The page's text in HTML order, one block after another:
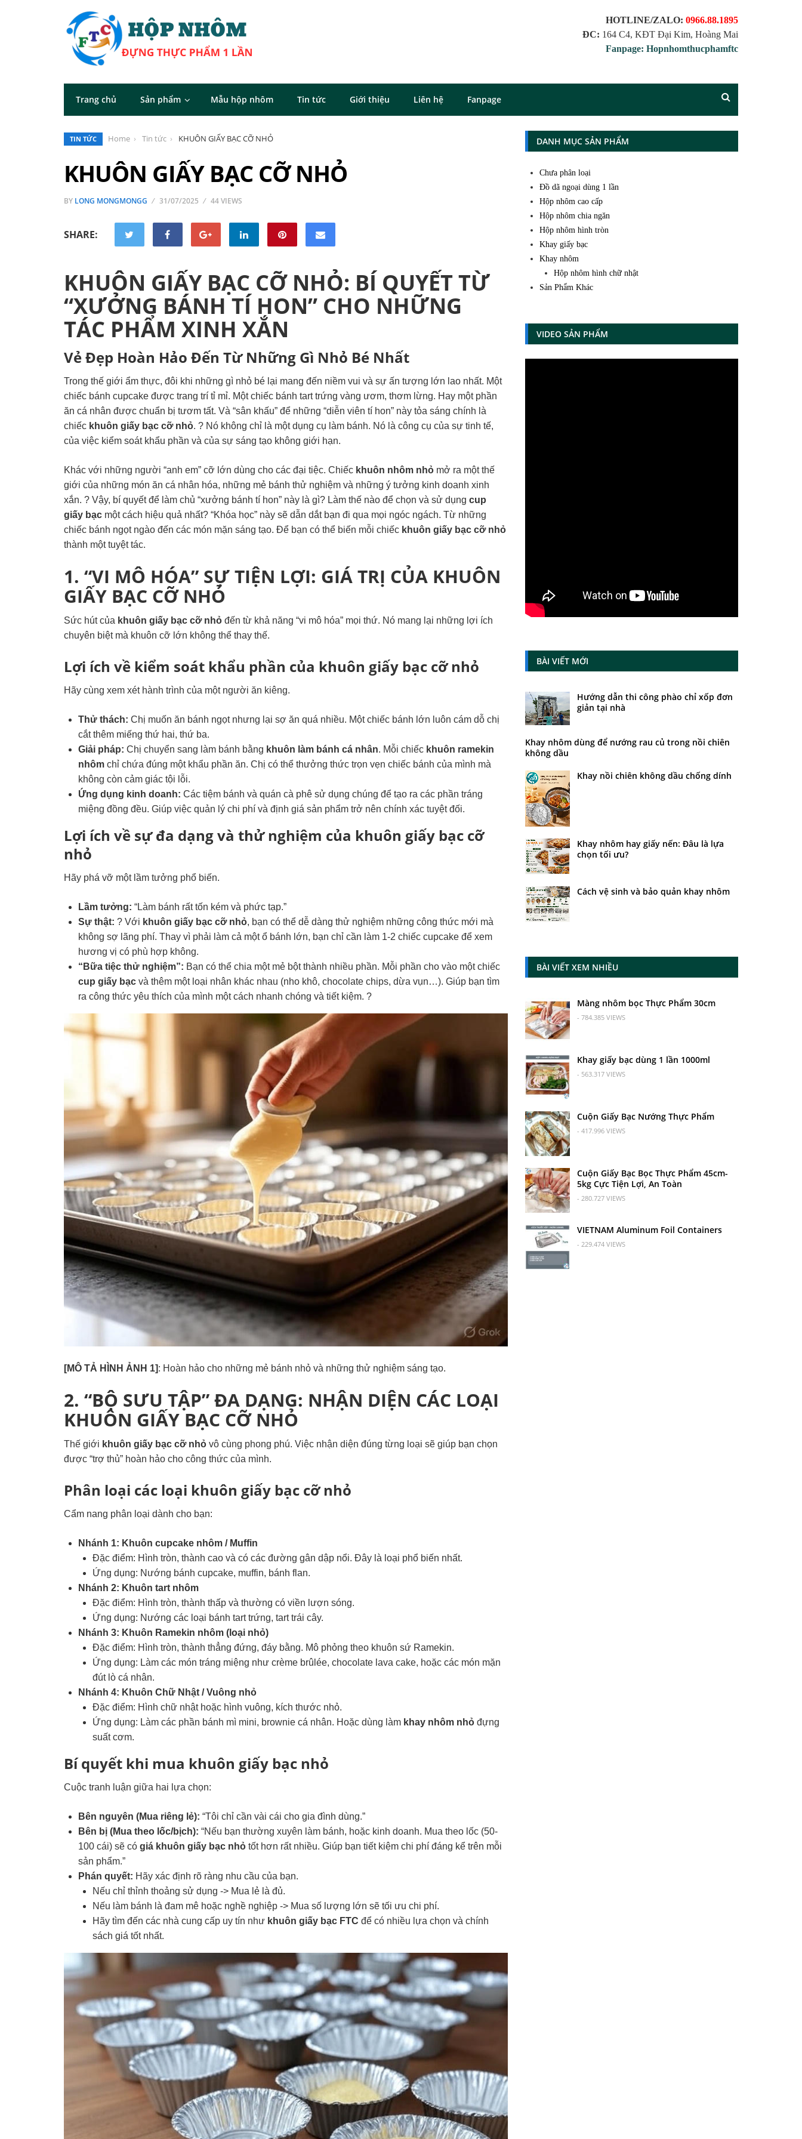
HOTLINE/ZALO: 0966.88.1895
ĐC: 164 C4, KĐT Đại Kim, Hoàng Mai
Fanpage: Hopnhomthucphamftc
Trang chủ Sản phẩm Mẫu hộp nhôm Tin tức Giới thiệu Liên hệ Fanpage
TIN TỨC Home Tin tức KHUÔN GIẤY BẠC CỠ NHỎ
KHUÔN GIẤY BẠC CỠ NHỎ
BY LONG MONGMONGG 31/07/2025 44 VIEWS
SHARE:
KHUÔN GIẤY BẠC CỠ NHỎ: BÍ QUYẾT TỪ
“XƯỞNG BÁNH TÍ HON” CHO NHỮNG
TÁC PHẨM XINH XẮN
Vẻ Đẹp Hoàn Hảo Đến Từ Những Gì Nhỏ Bé Nhất
Trong thế giới ẩm thực, đôi khi những gì nhỏ bé lại mang đến niềm vui và sự ấn tượng lớn lao nhất. Một
chiếc bánh cupcake được trang trí tỉ mỉ. Một chiếc bánh tart trứng vàng ươm, thơm lừng. Hay một phần
ăn cá nhân được chuẩn bị tươm tất. Và “sân khấu” để những “diễn viên tí hon” này tỏa sáng chính là
chiếc khuôn giấy bạc cỡ nhỏ. ? Nó không chỉ là một dụng cụ làm bánh. Nó là công cụ của sự tinh tế,
của việc kiểm soát khẩu phần và của sự sáng tạo không giới hạn.
Khác với những người “anh em” cỡ lớn dùng cho các đại tiệc. Chiếc khuôn nhôm nhỏ mở ra một thế
giới của những món ăn cá nhân hóa, những mẻ bánh thử nghiệm và những ý tưởng kinh doanh xinh
xắn. ? Vậy, bí quyết để làm chủ “xưởng bánh tí hon” này là gì? Làm thế nào để chọn và sử dụng cup
giấy bạc một cách hiệu quả nhất? “Khóa học” này sẽ dẫn dắt bạn đi qua mọi ngóc ngách. Từ những
chiếc bánh ngọt ngào đến các món mặn sáng tạo. Để bạn có thể biến mỗi chiếc khuôn giấy bạc cỡ nhỏ
thành một tuyệt tác.
1. “VI MÔ HÓA” SỰ TIỆN LỢI: GIÁ TRỊ CỦA KHUÔN
GIẤY BẠC CỠ NHỎ
Sức hút của khuôn giấy bạc cỡ nhỏ đến từ khả năng “vi mô hóa” mọi thứ. Nó mang lại những lợi ích
chuyên biệt mà khuôn cỡ lớn không thể thay thế.
Lợi ích về kiểm soát khẩu phần của khuôn giấy bạc cỡ nhỏ
Hãy cùng xem xét hành trình của một người ăn kiêng.
Thử thách: Chị muốn ăn bánh ngọt nhưng lại sợ ăn quá nhiều. Một chiếc bánh lớn luôn cám dỗ chị
cắt thêm miếng thứ hai, thứ ba.
Giải pháp: Chị chuyển sang làm bánh bằng khuôn làm bánh cá nhân. Mỗi chiếc khuôn ramekin
nhôm chỉ chứa đúng một khẩu phần ăn. Chị có thể thưởng thức trọn vẹn chiếc bánh của mình mà
không còn cảm giác tội lỗi.
Ứng dụng kinh doanh: Các tiệm bánh và quán cà phê sử dụng chúng để tạo ra các phần tráng
miệng đồng đều. Giúp việc quản lý chi phí và định giá sản phẩm trở nên chính xác tuyệt đối.
Lợi ích về sự đa dạng và thử nghiệm của khuôn giấy bạc cỡ
nhỏ
Hãy phá vỡ một lầm tưởng phổ biến.
Lầm tưởng: “Làm bánh rất tốn kém và phức tạp.”
Sự thật: ? Với khuôn giấy bạc cỡ nhỏ, bạn có thể dễ dàng thử nghiệm những công thức mới mà
không sợ lãng phí. Thay vì phải làm cả một ổ bánh lớn, bạn chỉ cần làm 1-2 chiếc cupcake để xem
hương vị có phù hợp không.
“Bữa tiệc thử nghiệm”: Bạn có thể chia một mẻ bột thành nhiều phần. Mỗi phần cho vào một chiếc
cup giấy bạc và thêm một loại nhân khác nhau (nho khô, chocolate chips, dừa vụn…). Giúp bạn tìm
ra công thức yêu thích của mình một cách nhanh chóng và tiết kiệm. ?
[MÔ TẢ HÌNH ẢNH 1]: Hoàn hảo cho những mẻ bánh nhỏ và những thử nghiệm sáng tạo.
2. “BỘ SƯU TẬP” ĐA DẠNG: NHẬN DIỆN CÁC LOẠI
KHUÔN GIẤY BẠC CỠ NHỎ
Thế giới khuôn giấy bạc cỡ nhỏ vô cùng phong phú. Việc nhận diện đúng từng loại sẽ giúp bạn chọn
được “trợ thủ” hoàn hảo cho công thức của mình.
Phân loại các loại khuôn giấy bạc cỡ nhỏ
Cẩm nang phân loại dành cho bạn:
Nhánh 1: Khuôn cupcake nhôm / Muffin
Đặc điểm: Hình tròn, thành cao và có các đường gân dập nổi. Đây là loại phổ biến nhất.
Ứng dụng: Nướng bánh cupcake, muffin, bánh flan.
Nhánh 2: Khuôn tart nhôm
Đặc điểm: Hình tròn, thành thấp và thường có viền lượn sóng.
Ứng dụng: Nướng các loại bánh tart trứng, tart trái cây.
Nhánh 3: Khuôn Ramekin nhôm (loại nhỏ)
Đặc điểm: Hình tròn, thành thẳng đứng, đáy bằng. Mô phỏng theo khuôn sứ Ramekin.
Ứng dụng: Làm các món tráng miệng như crème brûlée, chocolate lava cake, hoặc các món mặn
đút lò cá nhân.
Nhánh 4: Khuôn Chữ Nhật / Vuông nhỏ
Đặc điểm: Hình chữ nhật hoặc hình vuông, kích thước nhỏ.
Ứng dụng: Làm các phần bánh mì mini, brownie cá nhân. Hoặc dùng làm khay nhôm nhỏ đựng
suất cơm.
Bí quyết khi mua khuôn giấy bạc nhỏ
Cuộc tranh luận giữa hai lựa chọn:
Bên nguyên (Mua riêng lẻ): “Tôi chỉ cần vài cái cho gia đình dùng.”
Bên bị (Mua theo lốc/bịch): “Nếu bạn thường xuyên làm bánh, hoặc kinh doanh. Mua theo lốc (50-
100 cái) sẽ có giá khuôn giấy bạc nhỏ tốt hơn rất nhiều. Giúp bạn tiết kiệm chi phí đáng kể trên mỗi
sản phẩm.”
Phán quyết: Hãy xác định rõ ràng nhu cầu của bạn.
Nếu chỉ thỉnh thoảng sử dụng -> Mua lẻ là đủ.
Nếu làm bánh là đam mê hoặc nghề nghiệp -> Mua số lượng lớn sẽ tối ưu chi phí.
Hãy tìm đến các nhà cung cấp uy tín như khuôn giấy bạc FTC để có nhiều lựa chọn và chính
sách giá tốt nhất.
DANH MỤC SẢN PHẨM
Chưa phân loại
Đồ dã ngoại dùng 1 lần
Hộp nhôm cao cấp
Hộp nhôm chia ngăn
Hộp nhôm hình tròn
Khay giấy bạc
Khay nhôm
Hộp nhôm hình chữ nhật
Sản Phẩm Khác
VIDEO SẢN PHẨM
BÀI VIẾT MỚI
Hướng dẫn thi công phào chỉ xốp đơn
giản tại nhà
Khay nhôm dùng để nướng rau củ trong nồi chiên
không dầu
Khay nồi chiên không dầu chống dính
Khay nhôm hay giấy nến: Đâu là lựa
chọn tối ưu?
Cách vệ sinh và bảo quản khay nhôm
BÀI VIẾT XEM NHIỀU
Màng nhôm bọc Thực Phẩm 30cm
- 784.385 VIEWS
Khay giấy bạc dùng 1 lần 1000ml
- 563.317 VIEWS
Cuộn Giấy Bạc Nướng Thực Phẩm
- 417.996 VIEWS
Cuộn Giấy Bạc Bọc Thực Phẩm 45cm-
5kg Cực Tiện Lợi, An Toàn
- 280.727 VIEWS
VIETNAM Aluminum Foil Containers
- 229.474 VIEWS